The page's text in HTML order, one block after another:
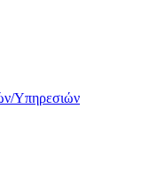
Υπηρεσιών